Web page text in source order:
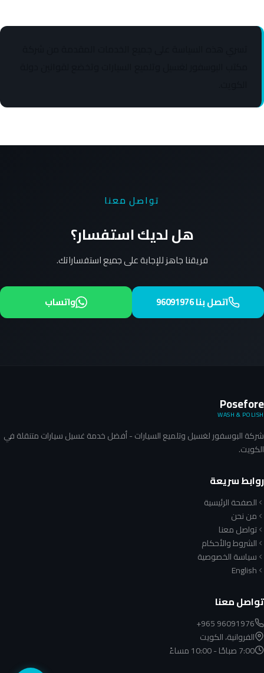
تواصل معنا
هل لديك استفسار؟
فريقنا جاهز للإجابة على جميع استفساراتك.
اتصل بنا 96091976 واتساب
Posefore
WASH & POLISH
شركة البوسفور لغسيل وتلميع السيارات - أفضل خدمة غسيل سيارات متنقلة في
الكويت.
روابط سريعة
الصفحة الرئيسية
من نحن
تواصل معنا
الشروط والأحكام
سياسة الخصوصية
English
تواصل معنا
+965 96091976
الفروانية، الكويت
7:00 صباحًا - 10:00 مساءً